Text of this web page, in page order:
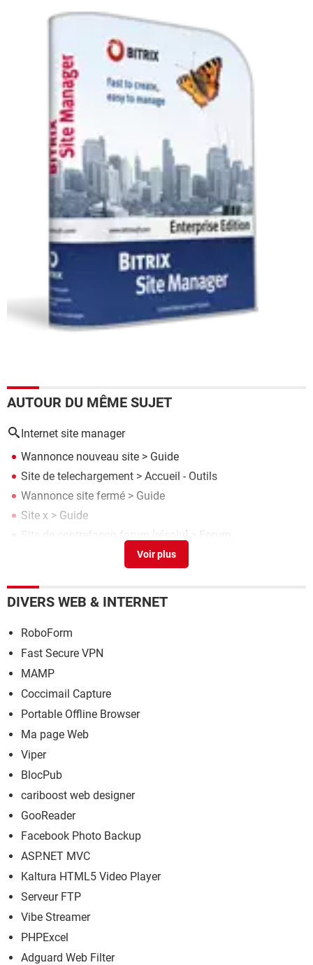
AUTOUR DU MÊME SUJET
Internet site manager
Wannonce nouveau site > Guide
Site de telechargement > Accueil - Outils
Wannonce site fermé > Guide
Site x > Guide
[résolu] >
Forum
Consommation & Internet
DIVERS WEB & INTERNET
RoboForm
Fast Secure VPN
MAMP
Coccimail Capture
Portable Offline Browser
Ma page Web
Viper
BlocPub
cariboost web designer
GooReader
Facebook Photo Backup
ASP.NET MVC
Kaltura HTML5 Video Player
Serveur FTP
Vibe Streamer
PHPExcel
Adguard Web Filter